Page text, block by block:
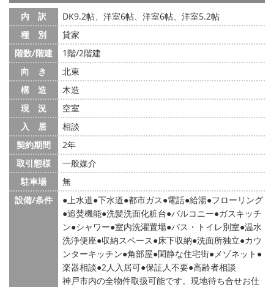
内 訳
DK9.2帖、洋室6帖、洋室6帖、洋室5.2帖
種 別
貸家
階数/階建
1階/2階建
向 き
北東
構 造
木造
現 況
空室
入 居
相談
契約期間
2年
取引態様
一般媒介
駐車場
無
設備/条件
上水道 下水道 都市ガス 電話 給湯 フローリング
追焚機能 洗髪洗面化粧台 バルコニー ガスキッチ
ン シャワー 室内洗濯置場 バス・トイレ別室 温水
洗浄便座 収納スペース 床下収納 洗面所独立 カウ
ンターキッチン 角部屋 閑静な住宅街 メゾネット
楽器相談 2人入居可 保証人不要 高齢者相談
神戸市内の全物件取扱可能です。現地待ち合せお仕